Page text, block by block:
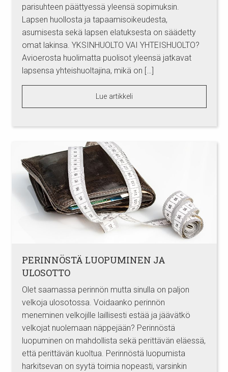
parisuhteen päättyessä yleensä sopimuksin.
Lapsen huollosta ja tapaamisoikeudesta,
asumisesta sekä lapsen elatuksesta on säädetty
omat lakinsa. YKSINHUOLTO VAI YHTEISHUOLTO?
Avioerosta huolimatta puolisot yleensä jatkavat
lapsensa yhteishuoltajina, mikä on […]
Lue artikkeli
PERINNÖSTÄ LUOPUMINEN JA
ULOSOTTO
Olet saamassa perinnön mutta sinulla on paljon
velkoja ulosotossa. Voidaanko perinnön
meneminen velkojille laillisesti estää ja jäävätkö
velkojat nuolemaan näppejään? Perinnöstä
luopuminen on mahdollista sekä perittävän eläessä,
että perittävän kuoltua. Perinnöstä luopumista
harkitsevan on syytä toimia nopeasti, varsinkin